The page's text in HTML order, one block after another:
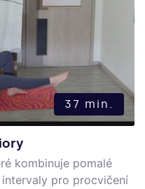
37 min.
kombinuje pomalé
pro procvičení